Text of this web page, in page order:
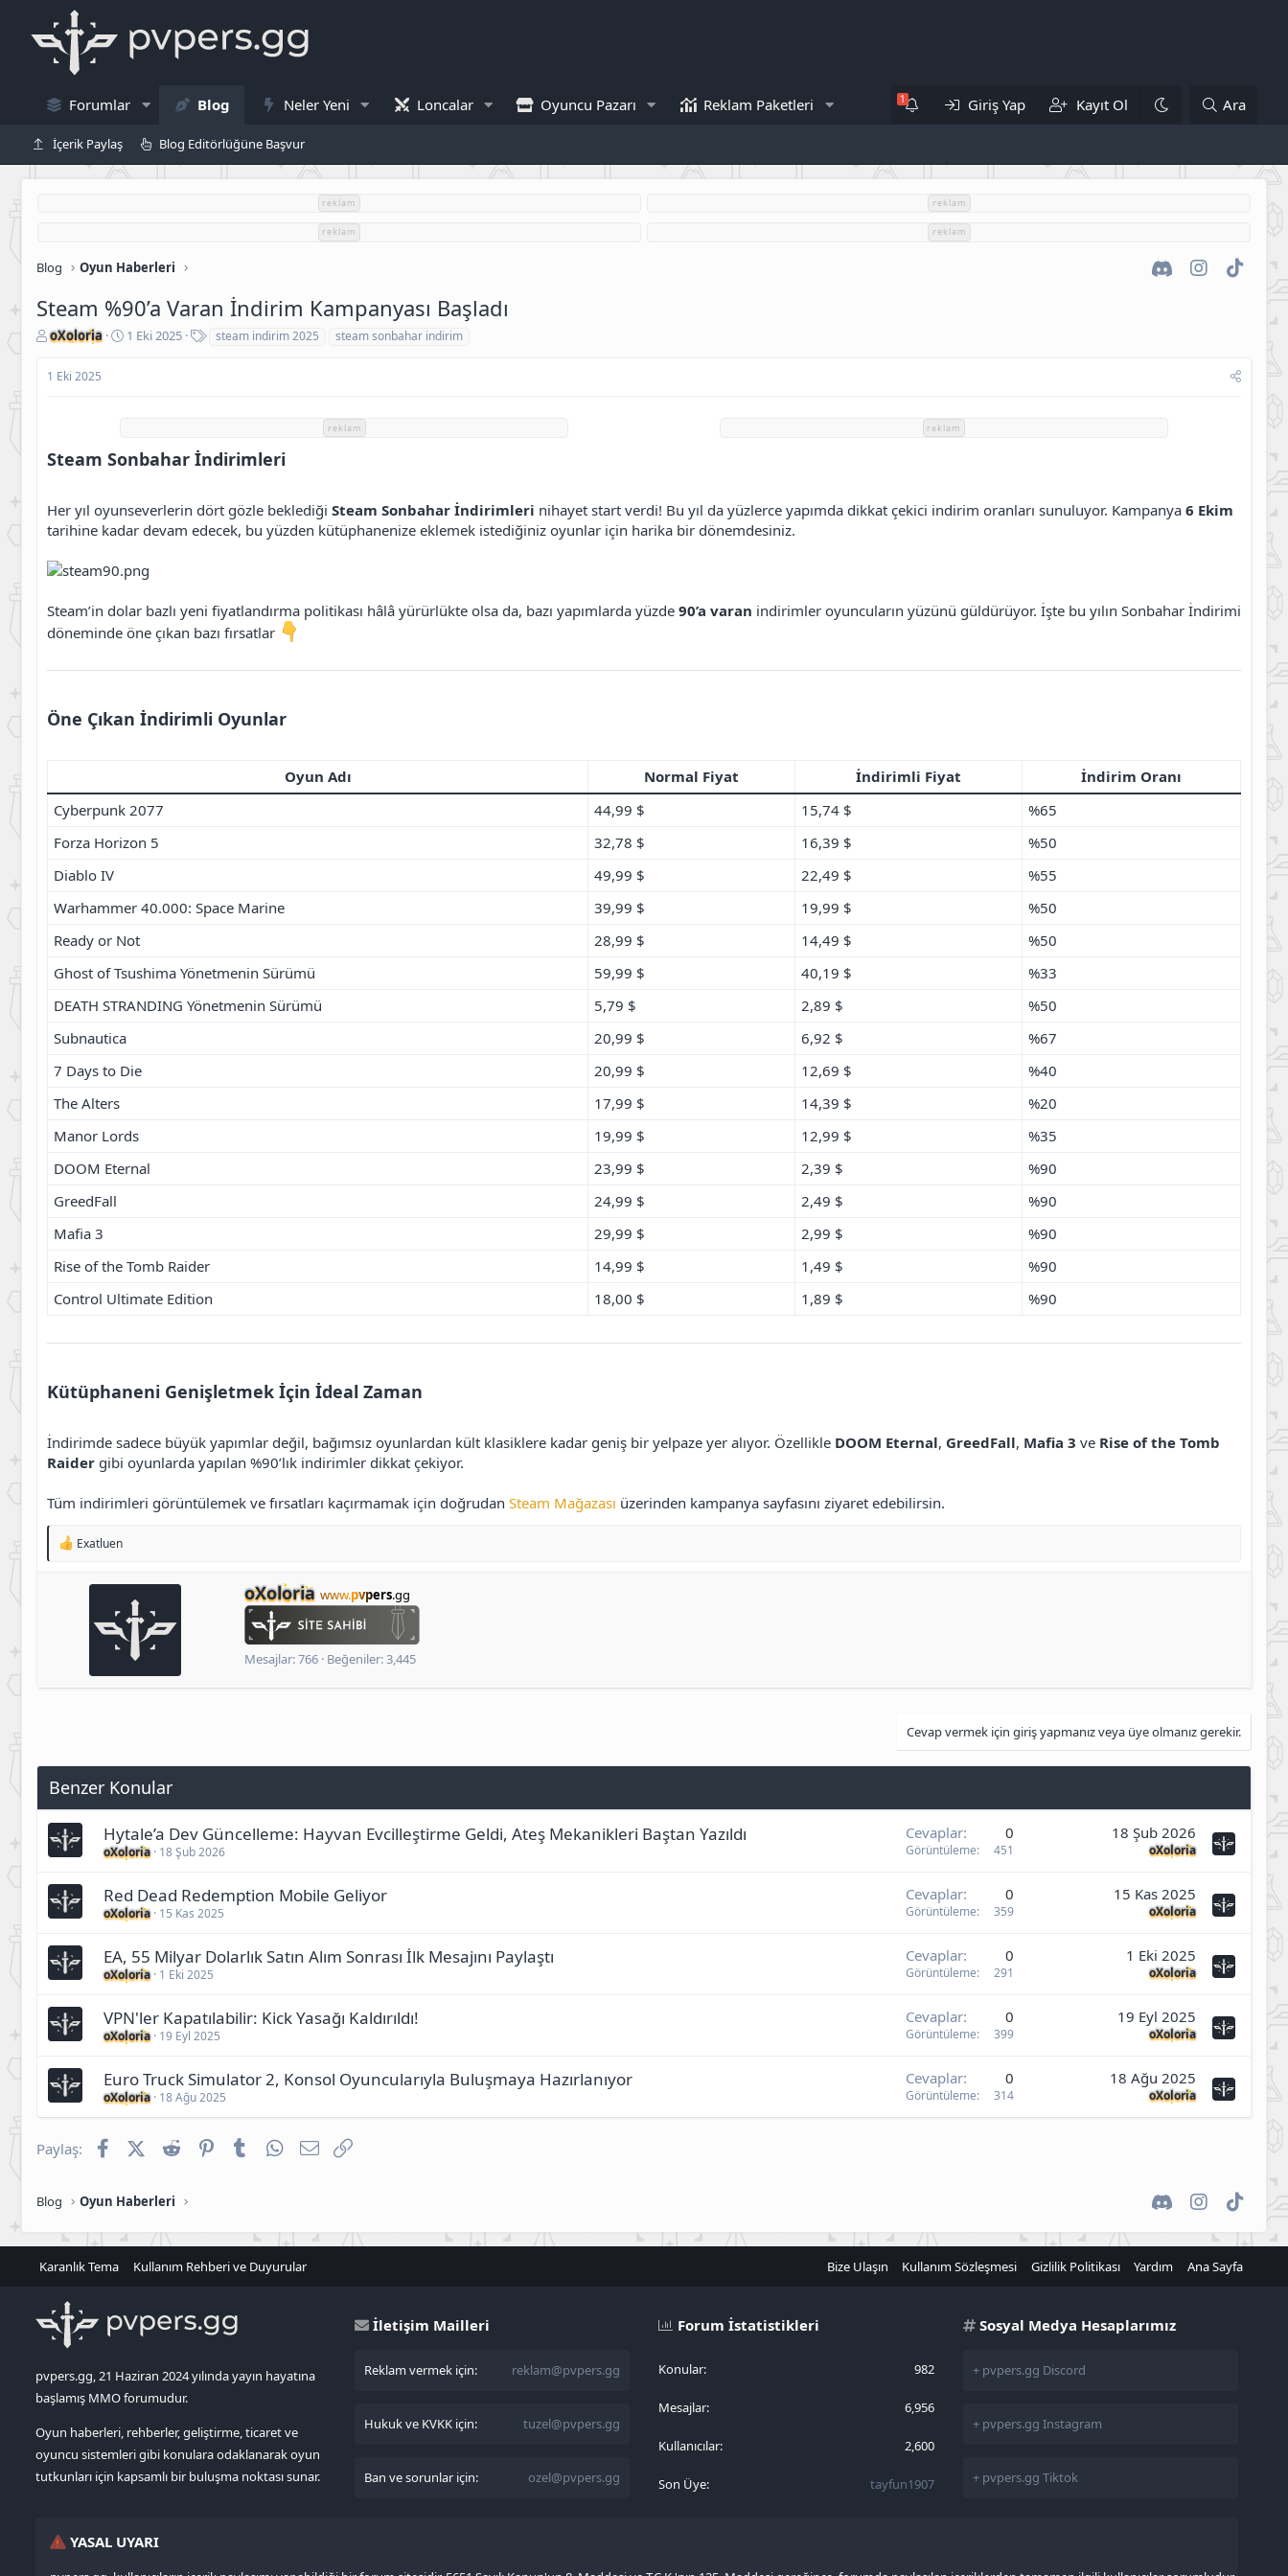
Forumlar Blog Neler Yeni Loncalar Oyuncu Pazarı Reklam Paketleri Giriş Yap Kayıt Ol Ara
İçerik Paylaş Blog Editörlüğüne Başvur
reklam reklam
reklam reklam
Blog Oyun Haberleri DiscordInstagram
TikTok
Steam %90’a Varan İndirim Kampanyası Başladı
K
n
i
oXoloria
B
ı
a
r
i
1 Eki 2025
e
steam indirim 2025 steam sonbahar indirim
1 Eki 2025
reklam reklam
Steam Sonbahar İndirimleri
Her yıl oyunseverlerin dört gözle beklediği Steam Sonbahar İndirimleri nihayet start verdi! Bu yıl da yüzlerce yapımda dikkat çekici indirim oranları sunuluyor. Kampanya 6 Ekim
tarihine kadar devam edecek, bu yüzden kütüphanenize eklemek istediğiniz oyunlar için harika bir dönemdesiniz.
Steam’in dolar bazlı yeni fiyatlandırma politikası hâlâ yürürlükte olsa da, bazı yapımlarda yüzde 90’a varan indirimler oyuncuların yüzünü güldürüyor. İşte bu yılın Sonbahar İndirimi
döneminde öne çıkan bazı fırsatlar
Öne Çıkan İndirimli Oyunlar
Oyun Adı Normal Fiyat İndirimli Fiyat
İndirim Oranı
Cyberpunk 2077
44,99 $ 15,74 $
%65
Forza Horizon 5
32,78 $ 16,39 $
%50
Diablo IV
49,99 $ 22,49 $
%55
Warhammer 40.000: Space Marine
39,99 $ 19,99 $
%50
Ready or Not
28,99 $ 14,49 $
%50
Ghost of Tsushima Yönetmenin Sürümü
59,99 $ 40,19 $
%33
DEATH STRANDING Yönetmenin Sürümü
5,79 $ 2,89 $
%50
Subnautica
20,99 $ 6,92 $
%67
7 Days to Die
20,99 $ 12,69 $
%40
The Alters
17,99 $ 14,39 $
%20
Manor Lords
19,99 $ 12,99 $
%35
DOOM Eternal
23,99 $ 2,39 $
%90
GreedFall
24,99 $ 2,49 $
%90
Mafia 3
29,99 $ 2,99 $
%90
Rise of the Tomb Raider
14,99 $ 1,49 $
%90
Control Ultimate Edition
18,00 $ 1,89 $ %90
Kütüphaneni Genişletmek İçin İdeal Zaman
İndirimde sadece büyük yapımlar değil, bağımsız oyunlardan kült klasiklere kadar geniş bir yelpaze yer alıyor. Özellikle DOOM Eternal, GreedFall, Mafia 3 ve Rise of the Tomb
Raider gibi oyunlarda yapılan %90’lık indirimler dikkat çekiyor.
Tüm indirimleri görüntülemek ve fırsatları kaçırmamak için doğrudan Steam Mağazası üzerinden kampanya sayfasını ziyaret edebilirsin.
T
Exatluen
Y
a
a
r
oXoloria www.pvpers.gg
Mesajlar 766 Beğeniler 3,445
Cevap vermek için giriş yapmanız veya üye olmanız gerekir.
Benzer Konular
Hytale’a Dev Güncelleme: Hayvan Evcilleştirme Geldi, Ateş Mekanikleri Baştan Yazıldı
oXoloria 18 Şub 2026
Cevaplar 0
Görüntüleme 451
18 Şub 2026
oXoloria
Red Dead Redemption Mobile Geliyor
oXoloria 15 Kas 2025
Cevaplar 0
Görüntüleme 359
15 Kas 2025
oXoloria
EA, 55 Milyar Dolarlık Satın Alım Sonrası İlk Mesajını Paylaştı
oXoloria 1 Eki 2025
Cevaplar 0
Görüntüleme 291
1 Eki 2025
oXoloria
VPN'ler Kapatılabilir: Kick Yasağı Kaldırıldı!
oXoloria 19 Eyl 2025
Cevaplar 0
Görüntüleme 399
19 Eyl 2025
oXoloria
Euro Truck Simulator 2, Konsol Oyuncularıyla Buluşmaya Hazırlanıyor
oXoloria 18 Ağu 2025
Cevaplar 0
Görüntüleme 314
18 Ağu 2025
oXoloria
Paylaş: FacebookX (Twitter)
Reddit PinterestTumblr WhatsApp
E-posta
Blog Oyun Haberleri DiscordInstagram
TikTok
Karanlık Tema Kullanım Rehberi ve Duyurular Bize Ulaşın Kullanım Sözleşmesi Gizlilik Politikası Yardım Ana Sayfa
pvpers.gg, 21 Haziran 2024 yılında yayın hayatına
başlamış MMO forumudur.
Oyun haberleri, rehberler, geliştirme, ticaret ve
oyuncu sistemleri gibi konulara odaklanarak oyun
tutkunları için kapsamlı bir buluşma noktası sunar.
İletişim Mailleri
Reklam vermek için: reklam@pvpers.gg
Hukuk ve KVKK için: tuzel@pvpers.gg
Ban ve sorunlar için: ozel@pvpers.gg
Forum İstatistikleri
Konular 982
Mesajlar 6,956
Kullanıcılar 2,600
Son Üye tayfun1907
Sosyal Medya Hesaplarımız
+ pvpers.gg Discord
+ pvpers.gg Instagram
+ pvpers.gg Tiktok
YASAL UYARI